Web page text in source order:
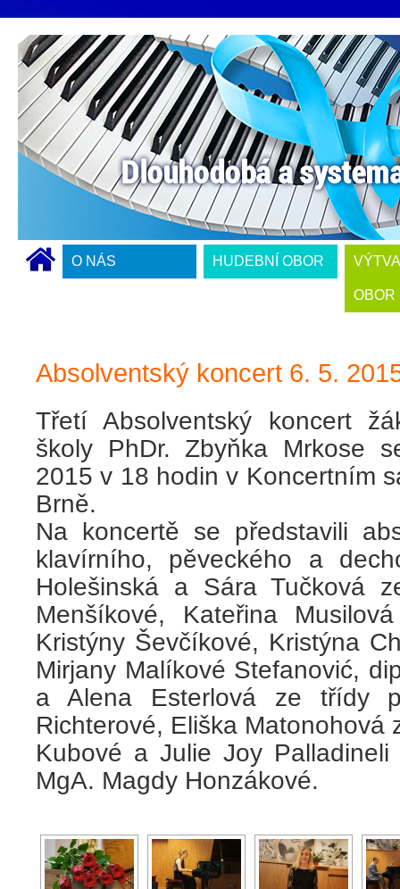
O NÁS HUDEBNÍ OBOR
OBOR
Absolventský koncert 6. 5.
Třetí Absolventský koncert
školy PhDr. Zbyňka Mrkose
2015 v 18 hodin v Koncertním
Brně.
Na koncertě se představili
klavírního, pěveckého a
Holešinská a Sára Tučková
Menšíkové, Kateřina
Kristýny Ševčíkové, Kristýna
Mirjany Malíkové Stefanović,
a Alena Esterlová ze třídy
Richterové, Eliška Matonohová
Kubové a Julie Joy
MgA. Magdy Honzákové.